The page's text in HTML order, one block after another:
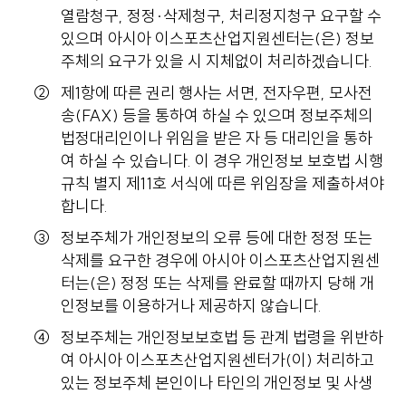
열람청구, 정정·삭제청구, 처리정지청구 요구할 수
있으며 아시아 이스포츠산업지원센터는(은) 정보
주체의 요구가 있을 시 지체없이 처리하겠습니다.
제1항에 따른 권리 행사는 서면, 전자우편, 모사전
송(FAX) 등을 통하여 하실 수 있으며 정보주체의
법정대리인이나 위임을 받은 자 등 대리인을 통하
여 하실 수 있습니다. 이 경우 개인정보 보호법 시행
규칙 별지 제11호 서식에 따른 위임장을 제출하셔야
합니다.
정보주체가 개인정보의 오류 등에 대한 정정 또는
삭제를 요구한 경우에 아시아 이스포츠산업지원센
터는(은) 정정 또는 삭제를 완료할 때까지 당해 개
인정보를 이용하거나 제공하지 않습니다.
정보주체는 개인정보보호법 등 관계 법령을 위반하
여 아시아 이스포츠산업지원센터가(이) 처리하고
있는 정보주체 본인이나 타인의 개인정보 및 사생